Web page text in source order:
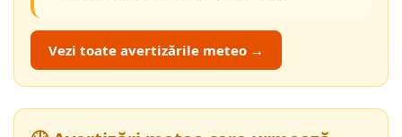
Vezi toate avertizările meteo →